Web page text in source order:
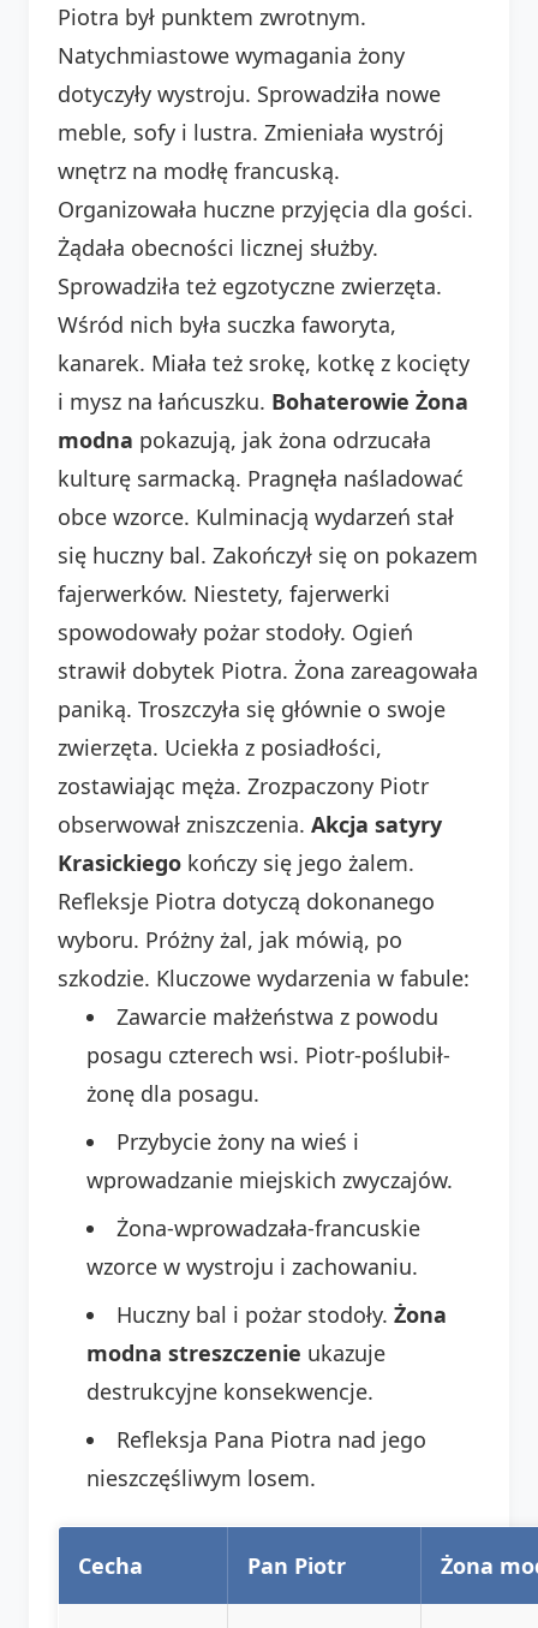
Piotra był punktem zwrotnym.
Natychmiastowe wymagania żony
dotyczyły wystroju. Sprowadziła nowe
meble, sofy i lustra. Zmieniała wystrój
wnętrz na modłę francuską.
Organizowała huczne przyjęcia dla gości.
Żądała obecności licznej służby.
Sprowadziła też egzotyczne zwierzęta.
Wśród nich była suczka faworyta,
kanarek. Miała też srokę, kotkę z kocięty
i mysz na łańcuszku. Bohaterowie Żona
modna pokazują, jak żona odrzucała
kulturę sarmacką. Pragnęła naśladować
obce wzorce. Kulminacją wydarzeń stał
się huczny bal. Zakończył się on pokazem
fajerwerków. Niestety, fajerwerki
spowodowały pożar stodoły. Ogień
strawił dobytek Piotra. Żona zareagowała
paniką. Troszczyła się głównie o swoje
zwierzęta. Uciekła z posiadłości,
zostawiając męża. Zrozpaczony Piotr
obserwował zniszczenia. Akcja satyry
Krasickiego kończy się jego żalem.
Refleksje Piotra dotyczą dokonanego
wyboru. Próżny żal, jak mówią, po
szkodzie. Kluczowe wydarzenia w fabule:
Zawarcie małżeństwa z powodu
posagu czterech wsi. Piotr-poślubił-
żonę dla posagu.
Przybycie żony na wieś i
wprowadzanie miejskich zwyczajów.
Żona-wprowadzała-francuskie
wzorce w wystroju i zachowaniu.
Huczny bal i pożar stodoły. Żona
modna streszczenie ukazuje
destrukcyjne konsekwencje.
Refleksja Pana Piotra nad jego
nieszczęśliwym losem.
Cecha Pan Piotr Żona